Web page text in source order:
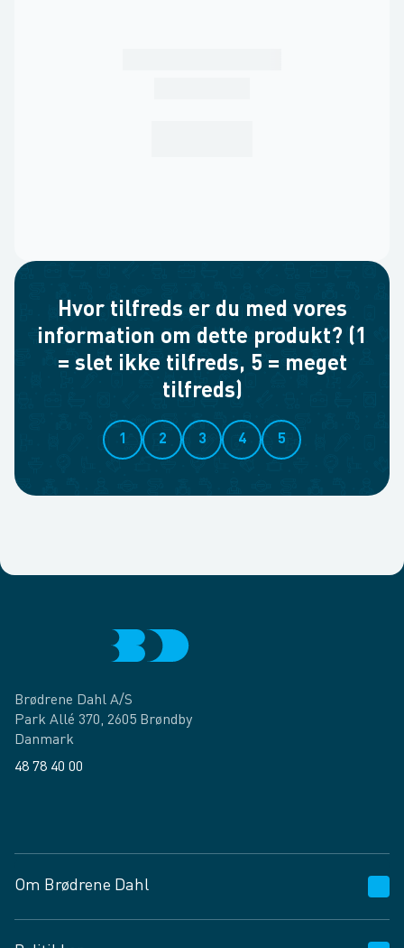
Hvor tilfreds er du med vores
information om dette produkt? (1
= slet ikke tilfreds, 5 = meget
tilfreds)
1 2 3 4 5
Brødrene Dahl A/S
Park Allé 370, 2605 Brøndby
Danmark
48 78 40 00
Om Brødrene Dahl